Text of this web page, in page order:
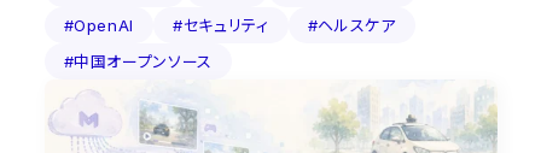
#OpenAI
#セキュリティ
#ヘルスケア
#中国オープンソース